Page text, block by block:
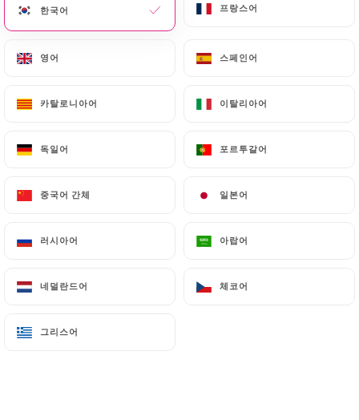
메뉴
한국어 프랑스어
영어 스페인어
카탈로니아어 이탈리아어
독일어 포르투갈어
중국어 간체 일본어
러시아어 아랍어
네덜란드어 체코어
그리스어
홈 연락처
Montparnasse Café
한국어 프랑스어
영어 스페인어
카탈로니아어 이탈리아어
독일어 포르투갈어
중국어 간체 일본어
러시아어 아랍어
네덜란드어 체코어
그리스어